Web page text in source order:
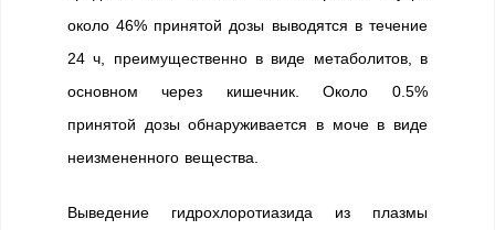
около 46% принятой дозы выводятся в течение
24 ч, преимущественно в виде метаболитов, в
основном через кишечник. Около 0.5%
принятой дозы обнаруживается в моче в виде
неизмененного вещества.
Выведение гидрохлоротиазида из плазмы